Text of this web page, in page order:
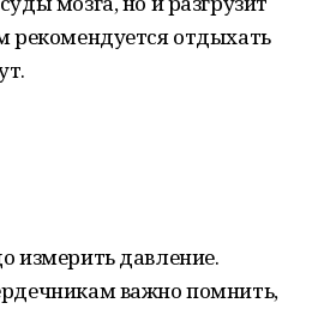
рекомендуется отдыхать
измерить давление.
важно помнить,